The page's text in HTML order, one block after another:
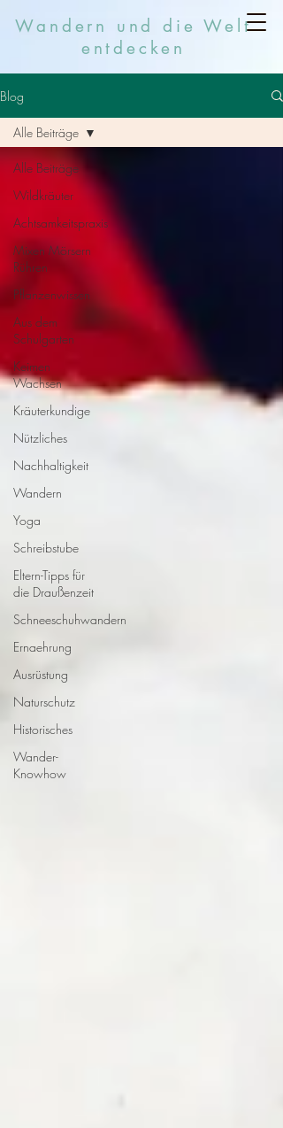
Wandern und die Welt
entdecken
Blog
Alle Beiträge
Wildkräuter
Achtsamkeitspraxis
Mixen Mörsern
Rühren
Pflanzenwissen
Aus dem
Schulgarten
Keimen
Wachsen
Kräuterkundige
Nützliches
Nachhaltigkeit
Wandern
Yoga
Schreibstube
Eltern-Tipps für
die Draußenzeit
Schneeschuhwandern
Ernaehrung
Ausrüstung
Naturschutz
Historisches
Wander-
Knowhow
Alle Beiträge